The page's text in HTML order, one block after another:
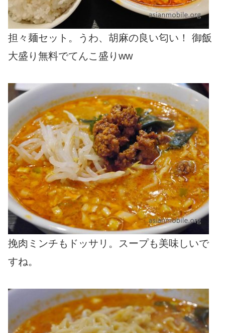
担々麺セット。うわ、胡麻の良い匂い！ 御飯
大盛り無料でてんこ盛りww
挽肉ミンチもドッサリ。スープも美味しいで
すね。